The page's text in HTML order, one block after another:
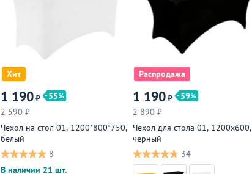
Хит
1 190₽
55
2 590 ₽
Чехол на стол 01, 1200*800*750,
белый
8
В наличии 21 шт.
Распродажа
1 190₽
59
2 890 ₽
Чехол для стола 01, 1200х600,
черный
34